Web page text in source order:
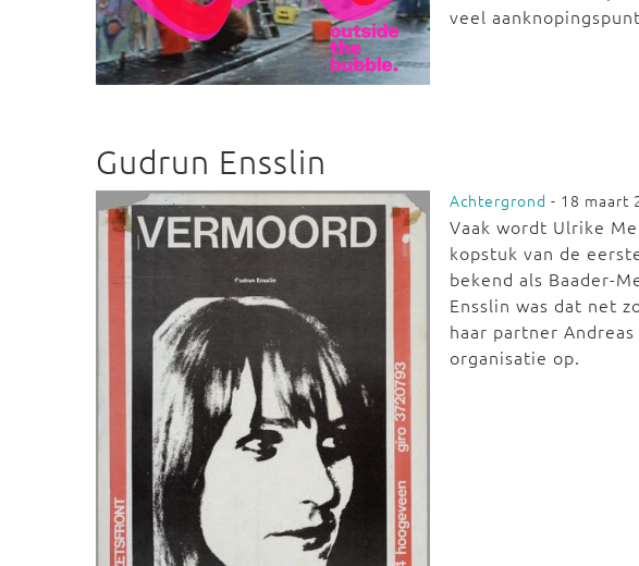
veel
Gudrun Ensslin
Achtergrond - 18 maart
Vaak wordt Ulrike
kopstuk van de
bekend als Baader-
Ensslin was dat net
haar partner
organisatie op.